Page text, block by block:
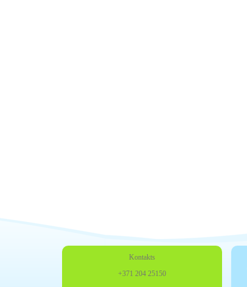
Kontakts
+371 204 25150